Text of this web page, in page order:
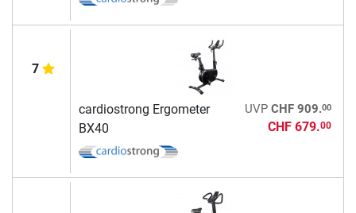
7
cardiostrong Ergometer
BX40
UVP CHF 909.00
CHF 679.00